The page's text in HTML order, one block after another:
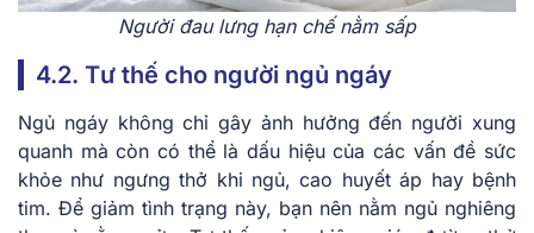
Người đau lưng hạn chế nằm sấp
4.2. Tư thế cho người ngủ ngáy
Ngủ ngáy không chỉ gây ảnh hưởng đến người xung
quanh mà còn có thể là dấu hiệu của các vấn đề sức
khỏe như ngưng thở khi ngủ, cao huyết áp hay bệnh
tim. Để giảm tình trạng này, bạn nên nằm ngủ nghiêng